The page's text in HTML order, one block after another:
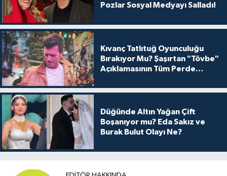
Pozlar Sosyal Medyayı Salladı!
Kıvanç Tatlıtuğ Oyunculuğu
Bırakıyor Mu? Şaşırtan "Tövbe"
Açıklamasının Tüm Perde
Düğünde Altın Yağan Çift
Boşanıyor mu? Eda Sakız ve
Burak Bulut Olayı Ne?